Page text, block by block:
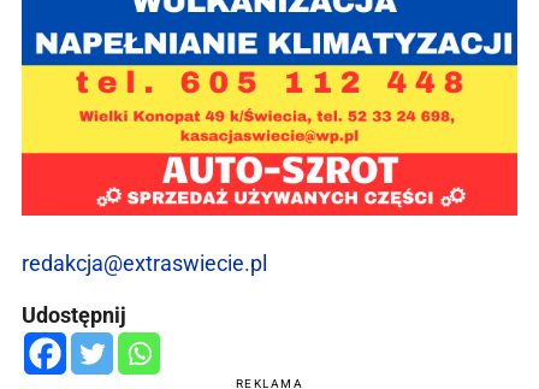
redakcja@extraswiecie.pl
Udostępnij
REKLAMA